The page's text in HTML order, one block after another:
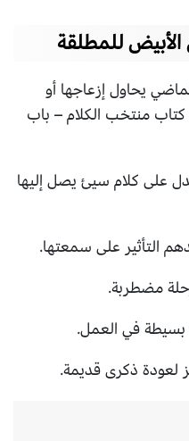
للمطلقة
يحاول إزعاجها أو
كتاب منتخب الكلام – باب
على كلام سيئ يصل إليها
التأثير على سمعتها.
مضطربة.
بسيطة في العمل.
لعودة ذكرى قديمة.